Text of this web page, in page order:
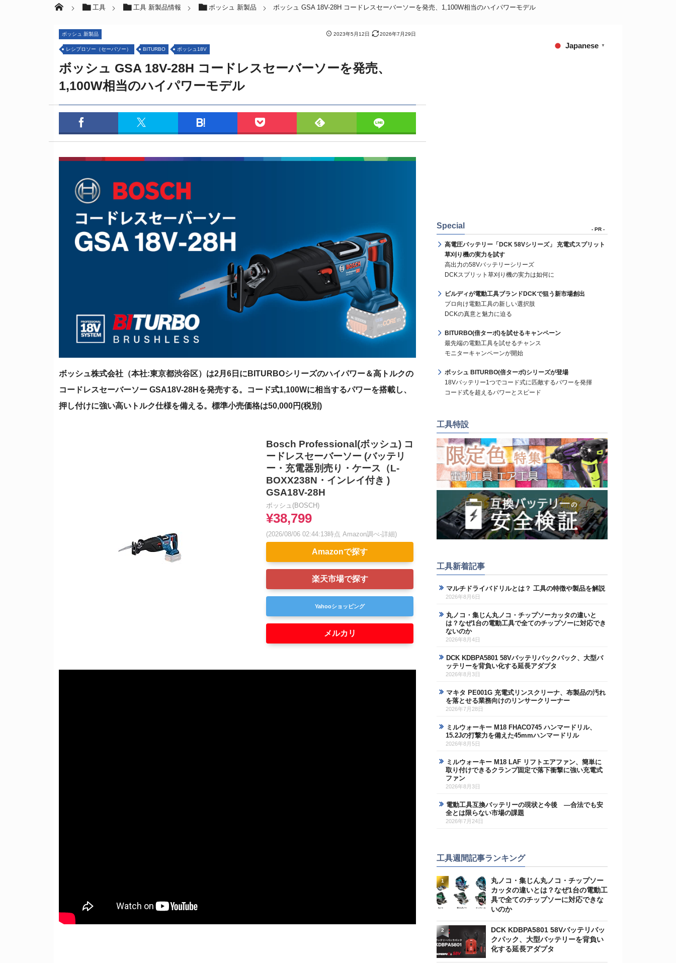
工具 工具 新製品情報 ボッシュ 新製品 ボッシュ GSA 18V-28H コードレスセーバーソーを発売、1,100W相当のハイパワーモデル
2023年5月12日 2026年7月29日
ボッシュ 新製品
レシプロソー（セーバソー） BITURBO ボッシュ18V
ボッシュ GSA 18V-28H コードレスセーバーソーを発売、
1,100W相当のハイパワーモデル
ボッシュ株式会社（本社:東京都渋谷区）は2月6日にBITURBOシリーズのハイパワー＆高トルクの
コードレスセーバーソー GSA18V-28Hを発売する。コード式1,100Wに相当するパワーを搭載し、
押し付けに強い高いトルク仕様を備える。標準小売価格は50,000円(税別)
Bosch Professional(ボッシュ) コ
ードレスセーバーソー (バッテリ
ー・充電器別売り・ケース（L-
BOXX238N・インレイ付き )
GSA18V-28H
ボッシュ(BOSCH)
¥38,799
(2026/08/06 02:44:13時点 Amazon調べ-詳細)
Amazonで探す
楽天市場で探す
Yahooショッピング
メルカリ
Japanese ▼
Special - PR -
高電圧バッテリー「DCK 58Vシリーズ」 充電式スプリット
草刈り機の実力を試す
高出力の58Vバッテリーシリーズ
DCKスプリット草刈り機の実力は如何に
ビルディが電動工具ブランドDCKで狙う新市場創出
プロ向け電動工具の新しい選択肢
DCKの真意と魅力に迫る
BITURBO(倍ターボ)を試せるキャンペーン
最先端の電動工具を試せるチャンス
モニターキャンペーンが開始
ボッシュ BITURBO(倍ターボ)シリーズが登場
18Vバッテリー1つでコード式に匹敵するパワーを発揮
コード式を超えるパワーとスピード
工具特設
工具新着記事
マルチドライバドリルとは？ 工具の特徴や製品を解説
2026年8月6日
丸ノコ・集じん丸ノコ・チップソーカッタの違いと
は？なぜ1台の電動工具で全てのチップソーに対応でき
ないのか
2026年8月4日
DCK KDBPA5801 58Vバッテリバックパック、大型バ
ッテリーを背負い化する延長アダプタ
2026年8月3日
マキタ PE001G 充電式リンスクリーナ、布製品の汚れ
を落とせる業務向けのリンサークリーナー
2026年7月28日
ミルウォーキー M18 FHACO745 ハンマードリル、
15.2Jの打撃力を備えた45mmハンマードリル
2026年8月5日
ミルウォーキー M18 LAF リフトエアファン、簡単に
取り付けできるクランプ固定で落下衝撃に強い充電式
ファン
2026年8月3日
電動工具互換バッテリーの現状と今後 ―合法でも安
全とは限らない市場の課題
2026年7月24日
工具週間記事ランキング
丸ノコ・集じん丸ノコ・チップソー
カッタの違いとは？なぜ1台の電動工
具で全てのチップソーに対応できな
いのか
1
DCK KDBPA5801 58Vバッテリバッ
クパック、大型バッテリーを背負い
化する延長アダプタ
2